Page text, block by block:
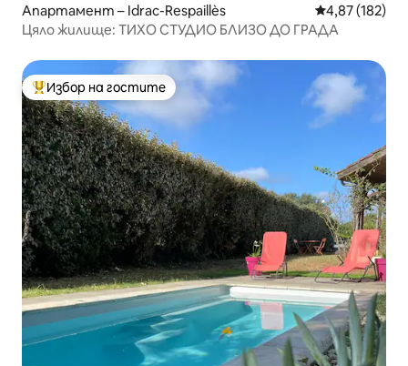
Апартамент – Idrac-Respaillès Средна
4,87 (182)
Цяло жилище: ТИХО СТУДИО БЛИЗО ДО ГРАДА
Най-популярен избор на гостите
Избор на гостите